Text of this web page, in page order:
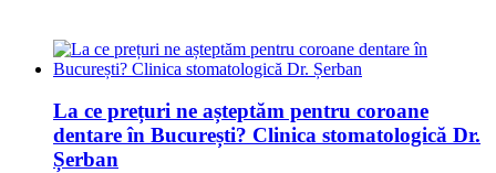
La ce prețuri ne așteptăm pentru coroane
dentare în București? Clinica stomatologică Dr.
Șerban